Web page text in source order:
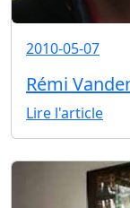
2010-05-07
Rémi
Lire l'article